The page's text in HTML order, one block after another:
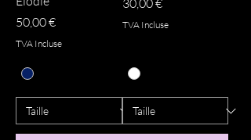
Prix
50,00 €
TVA Incluse
30,00 €
TVA Incluse